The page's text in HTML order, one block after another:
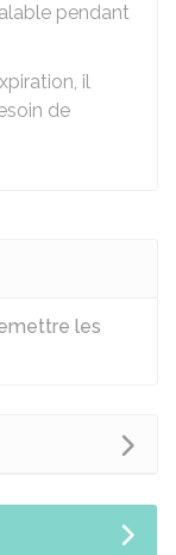
pendant
il
de
les